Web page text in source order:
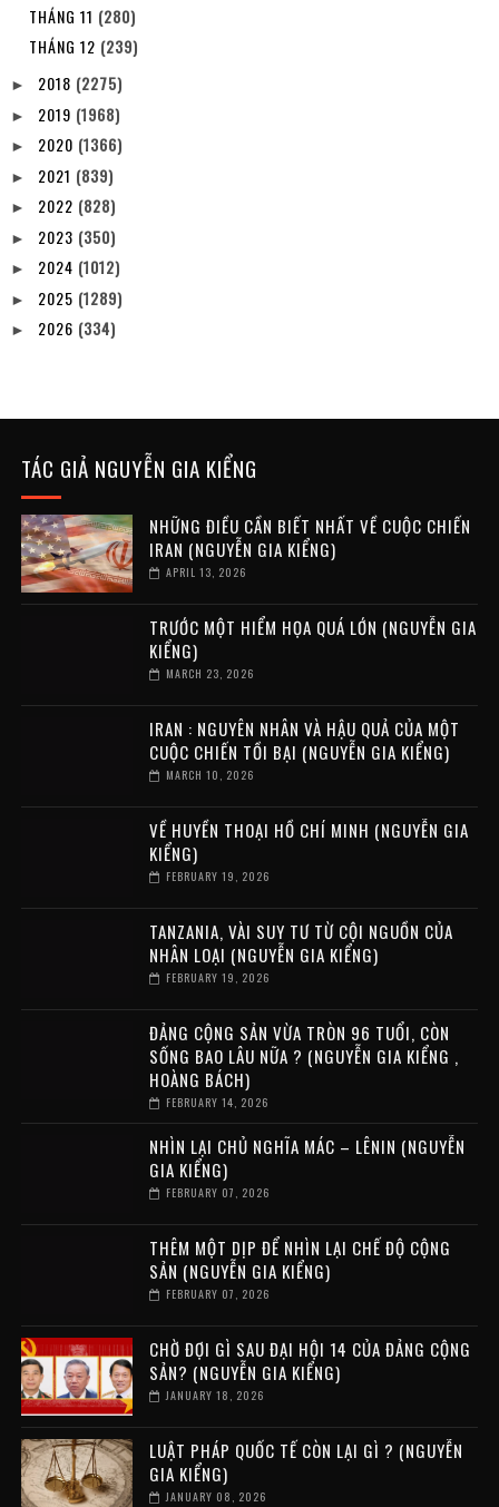
THÁNG 11 (280)
THÁNG 12 (239)
► 2018 (2275)
► 2019 (1968)
► 2020 (1366)
► 2021 (839)
► 2022 (828)
► 2023 (350)
► 2024 (1012)
► 2025 (1289)
► 2026 (334)
TÁC GIẢ NGUYỄN GIA KIỂNG
NHỮNG ĐIỀU CẦN BIẾT NHẤT VỀ CUỘC CHIẾN
IRAN (NGUYỄN GIA KIỂNG)
APRIL 13, 2026
TRƯỚC MỘT HIỂM HỌA QUÁ LỚN (NGUYỄN GIA
KIỂNG)
MARCH 23, 2026
IRAN : NGUYÊN NHÂN VÀ HẬU QUẢ CỦA MỘT
CUỘC CHIẾN TỒI BẠI (NGUYỄN GIA KIỂNG)
MARCH 10, 2026
VỀ HUYỀN THOẠI HỒ CHÍ MINH (NGUYỄN GIA
KIỂNG)
FEBRUARY 19, 2026
TANZANIA, VÀI SUY TƯ TỪ CỘI NGUỒN CỦA
NHÂN LOẠI (NGUYỄN GIA KIỂNG)
FEBRUARY 19, 2026
ĐẢNG CỘNG SẢN VỪA TRÒN 96 TUỔI, CÒN
SỐNG BAO LÂU NỮA ? (NGUYỄN GIA KIỂNG ,
HOÀNG BÁCH)
FEBRUARY 14, 2026
NHÌN LẠI CHỦ NGHĨA MÁC – LÊNIN (NGUYỄN
GIA KIỂNG)
FEBRUARY 07, 2026
THÊM MỘT DỊP ĐỂ NHÌN LẠI CHẾ ĐỘ CỘNG
SẢN (NGUYỄN GIA KIỂNG)
FEBRUARY 07, 2026
CHỜ ĐỢI GÌ SAU ĐẠI HỘI 14 CỦA ĐẢNG CỘNG
SẢN? (NGUYỄN GIA KIỂNG)
JANUARY 18, 2026
LUẬT PHÁP QUỐC TẾ CÒN LẠI GÌ ? (NGUYỄN
GIA KIỂNG)
JANUARY 08, 2026